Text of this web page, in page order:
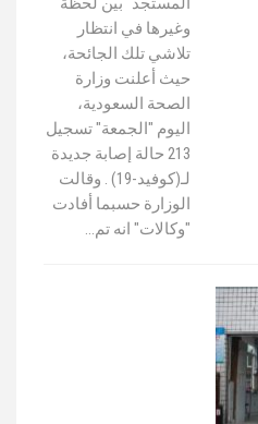
وغيرها في انتظار
تلاشي تلك الجائحة،
حيث أعلنت وزارة
الصحة السعودية،
اليوم "الجمعة" تسجيل
213 حالة إصابة جديدة
لـ(كوفيد-19) . وقالت
الوزارة حسبما أفادت
"وكالات" انه تم…